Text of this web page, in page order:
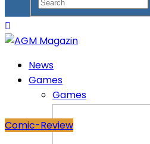
News
Games
Games
Comic-Review